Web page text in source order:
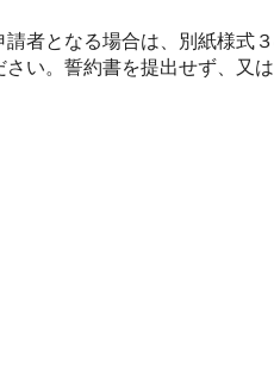
者となる場合は、別紙様式
い。誓約書を提出せず、又